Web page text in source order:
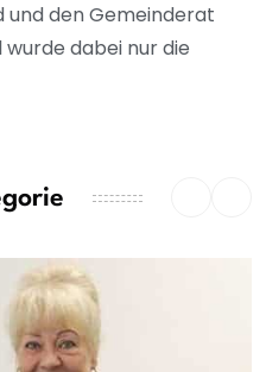
und den Gemeinderat
dabei nur die